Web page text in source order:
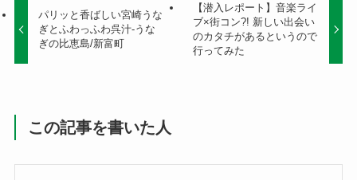
パリッと香ばしい宮崎うな
ぎとふわっふわ呉汁-うな
ぎの比恵島/新富町
【潜入レポート】音楽ライ
ブ×街コン?! 新しい出会い
のカタチがあるというので
行ってみた
この記事を書いた人